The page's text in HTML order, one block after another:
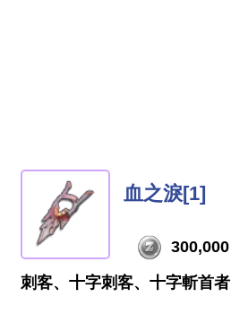
血之淚[1]
300,000
刺客、十字刺客、十字斬首者